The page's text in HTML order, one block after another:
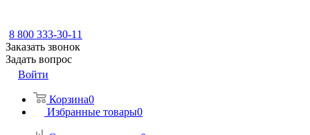
8 800 333-30-11
Заказать звонок
Задать вопрос
Войти
Корзина0
Избранные товары0